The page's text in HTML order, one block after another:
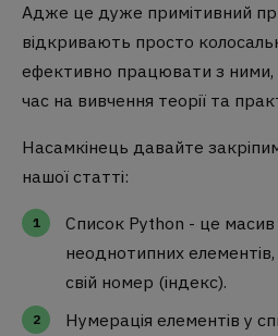
Адже це дуже примітивний
відкривають просто
ефективно працювати з ними,
час на вивчення теорії та
Насамкінець давайте
нашої статті:
Список Python - це
неоднотипних
свій номер (індекс).
Нумерація елементів у